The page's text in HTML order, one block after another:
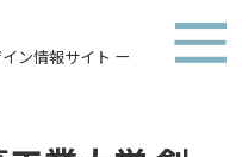
ン情報サイト ー